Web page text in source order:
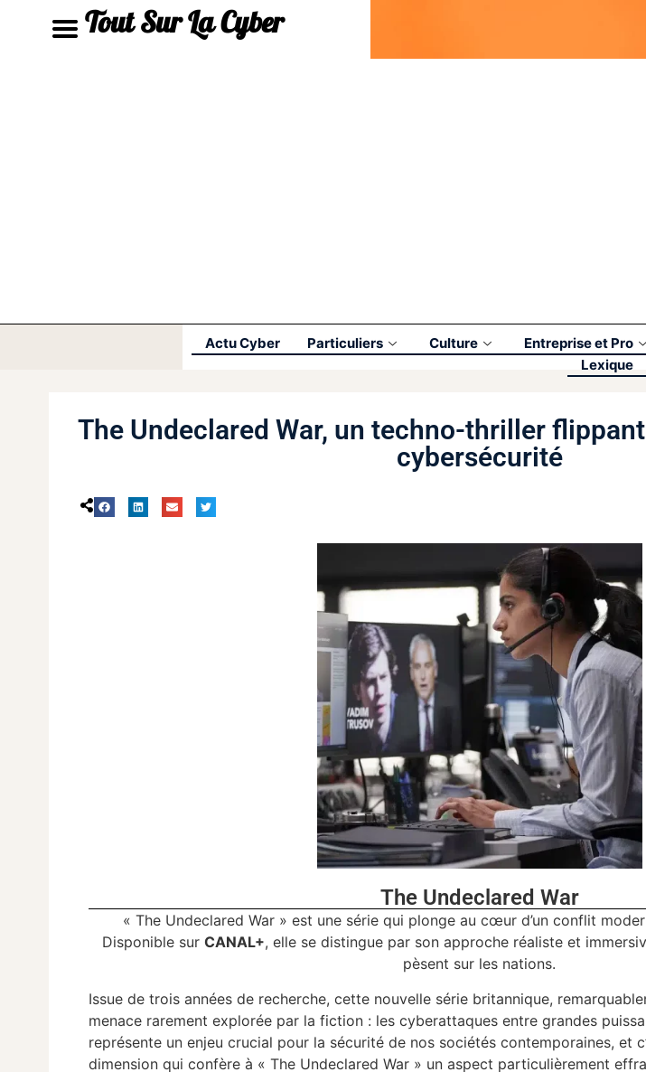
Tout Sur La Cyber
Actu Cyber Particuliers Culture Entreprise et Pro
Lexique
The Undeclared War, un techno-thriller
cybersécurité
The Undeclared War
« The Undeclared War » est une série qui plonge au cœur d’un conflit
Disponible sur CANAL+, elle se distingue par son approche réaliste et
pèsent sur les nations.
Issue de trois années de recherche, cette nouvelle série britannique,
menace rarement explorée par la fiction : les cyberattaques entre grandes
représente un enjeu crucial pour la sécurité de nos sociétés contemporaines, et
dimension qui confère à « The Undeclared War » un aspect particulièrement